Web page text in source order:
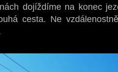
dojíždíme na konec
cesta. Ne